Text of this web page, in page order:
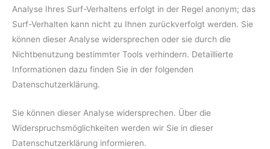
Analyse Ihres Surf-Verhaltens erfolgt in der Regel anonym; das
Surf-Verhalten kann nicht zu Ihnen zurückverfolgt werden. Sie
können dieser Analyse widersprechen oder sie durch die
Nichtbenutzung bestimmter Tools verhindern. Detaillierte
Informationen dazu finden Sie in der folgenden
Datenschutzerklärung.
Sie können dieser Analyse widersprechen. Über die
Widerspruchsmöglichkeiten werden wir Sie in dieser
Datenschutzerklärung informieren.